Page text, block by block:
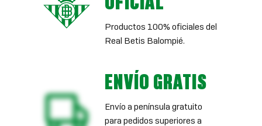
Productos 100% oficiales del
Real Betis Balompié.
ENVÍO GRATIS
Envío a península gratuito
para pedidos superiores a